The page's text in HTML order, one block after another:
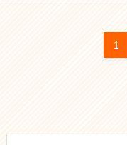
1